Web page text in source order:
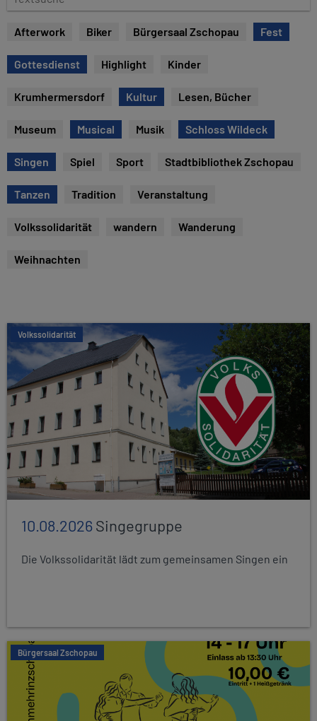
e
s
u
Afterwork Biker Bürgersaal Zschopau Fest
Gottesdienst Highlight Kinder
Krumhermersdorf Kultur Lesen, Bücher
Museum Musical Musik Schloss Wildeck
Singen Spiel Sport Stadtbibliothek Zschopau
Tanzen Tradition Veranstaltung
Volkssolidarität wandern Wanderung
Weihnachten
Volkssolidarität
10.08.2026Singegruppe
Die Volkssolidarität lädt zum gemeinsamen Singen ein
Bürgersaal Zschopau